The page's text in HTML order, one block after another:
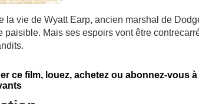
la vie de Wyatt Earp, ancien marshal de
paisible. Mais ses espoirs vont être
ce film, louez, achetez ou abonnez-vous